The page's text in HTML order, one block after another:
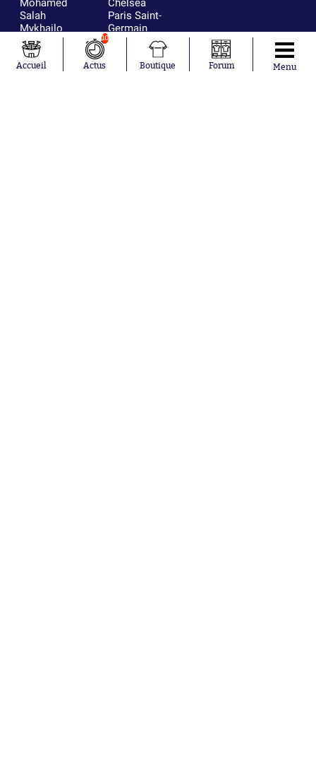
Mohamed
Salah
Mykhailo
Mudryk
Neymar
Khalis Merah
Chelsea
Paris Saint-
Germain
Bordeaux
Olympique
lyonnais
Accueil
10
Actus Boutique Forum Menu